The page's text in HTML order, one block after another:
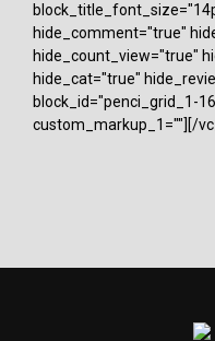
hide_comment="true"
hide_count_view="true"
hide_cat="true"
block_id="penci_grid_1-
custom_markup_1=""][/